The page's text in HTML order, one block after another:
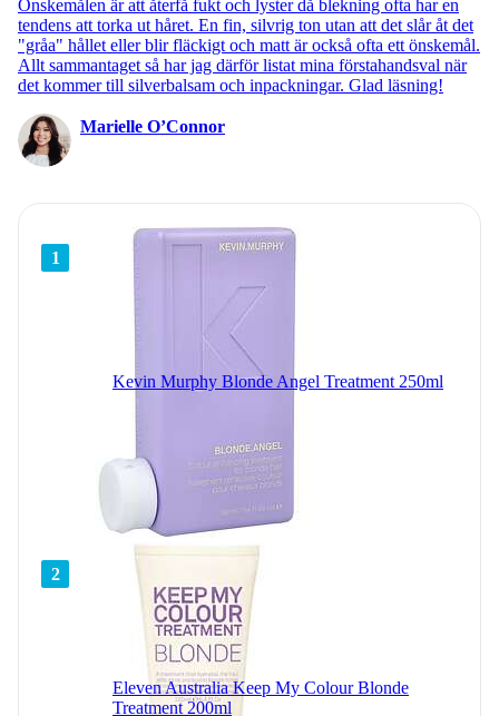
Önskemålen är att återfå fukt och lyster då blekning ofta har en
tendens att torka ut håret. En fin, silvrig ton utan att det slår åt det
"gråa" hållet eller blir fläckigt och matt är också ofta ett önskemål.
Allt sammantaget så har jag därför listat mina förstahandsval när
det kommer till silverbalsam och inpackningar. Glad läsning!
Marielle O’Connor
1
Kevin Murphy Blonde Angel Treatment 250ml
2
Eleven Australia Keep My Colour Blonde
Treatment 200ml